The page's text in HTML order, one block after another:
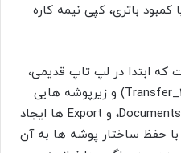
باتری، کپی نیمه کاره
که ابتدا در لپ تاپ قدیمی،
یک پوشه مادر بسازید (مثلا Transfer_2026) و زیرپوشه هایی
برای Documents، Photos، Videos، Projects، و Export ها ایجاد
حفظ ساختار پوشه ها به آن